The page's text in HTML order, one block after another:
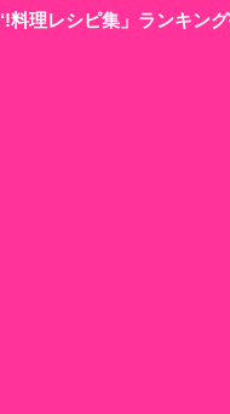
料理レシピ集」ランキン